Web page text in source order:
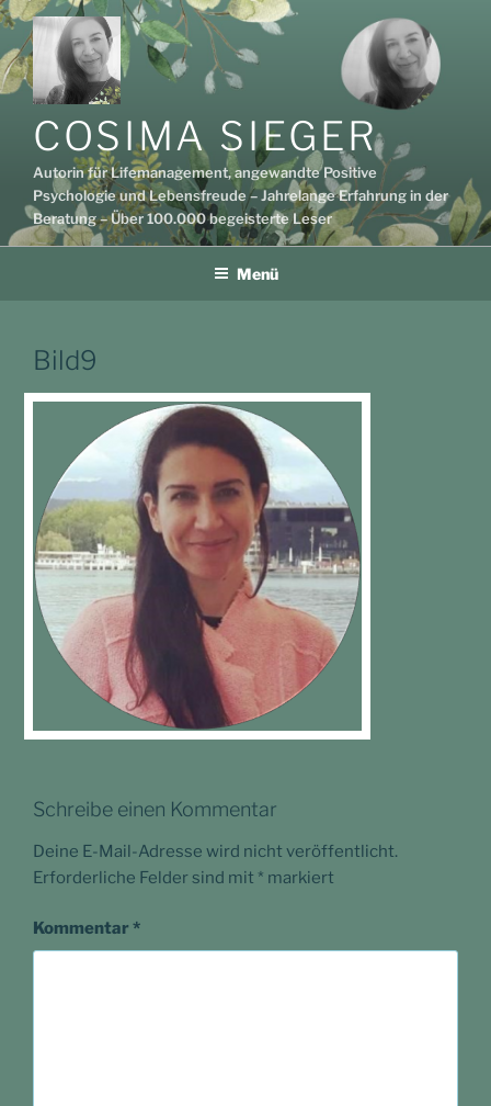
Zum
Inhalt
springen
COSIMA SIEGER
Autorin für Lifemanagement, angewandte Positive
Psychologie und Lebensfreude – Jahrelange Erfahrung in der
Beratung – Über 100.000 begeisterte Leser
Menü
Bild9
Schreibe einen Kommentar
Deine E-Mail-Adresse wird nicht veröffentlicht.
Erforderliche Felder sind mit * markiert
Kommentar *